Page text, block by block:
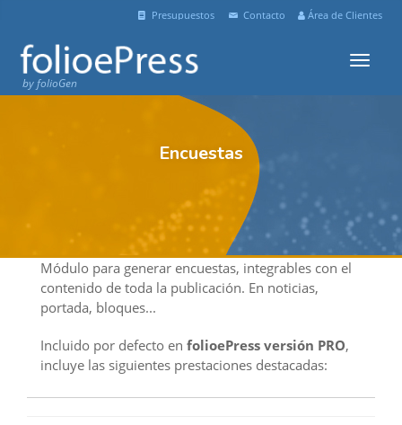
Presupuestos Contacto Área de Clientes
by folioGen
Menu
Encuestas
Módulo para generar encuestas, integrables con el
contenido de toda la publicación. En noticias,
portada, bloques...
Incluido por defecto en folioePress versión PRO,
incluye las siguientes prestaciones destacadas: